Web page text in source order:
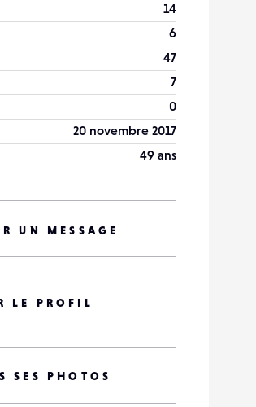
14
6
47
7
0
20 novembre 2017
49 ans
UN MESSAGE
LE PROFIL
SES PHOTOS